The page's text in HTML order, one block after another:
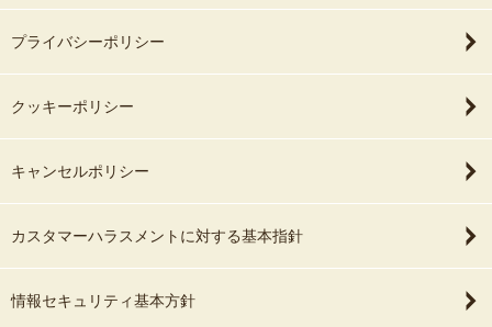
プライバシーポリシー
クッキーポリシー
キャンセルポリシー
カスタマーハラスメントに対する基本指針
情報セキュリティ基本方針